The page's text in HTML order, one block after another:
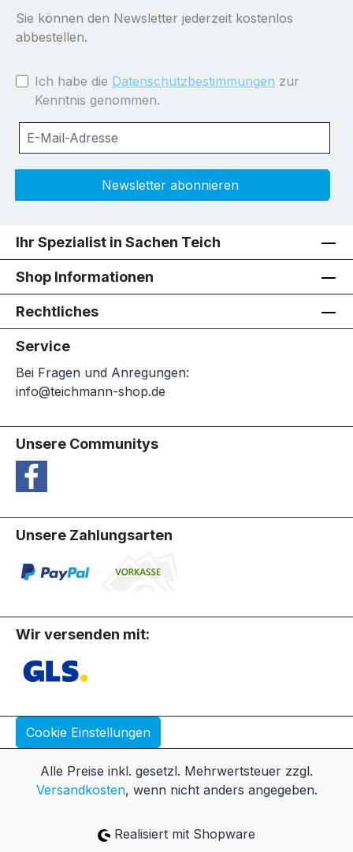
Sie können den Newsletter jederzeit kostenlos
abbestellen.
Ich habe die Datenschutzbestimmungen zur
Kenntnis genommen.
Newsletter abonnieren
Ihr Spezialist in Sachen Teich
Shop Informationen
Rechtliches
Service
Bei Fragen und Anregungen:
info@teichmann-shop.de
Unsere Communitys
Unsere Zahlungsarten
Wir versenden mit:
Cookie Einstellungen
Alle Preise inkl. gesetzl. Mehrwertsteuer zzgl.
Versandkosten, wenn nicht anders angegeben.
Realisiert mit Shopware